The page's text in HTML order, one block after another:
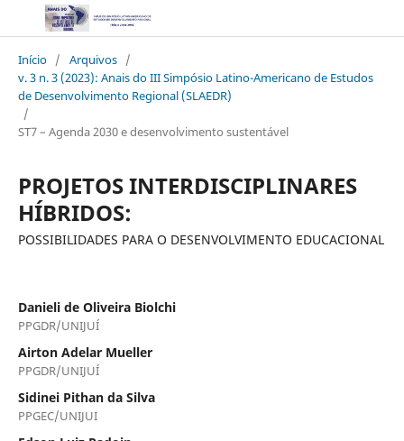
Início / Arquivos /
v. 3 n. 3 (2023): Anais do III Simpósio Latino-Americano de Estudos
de Desenvolvimento Regional (SLAEDR)
/
ST7 – Agenda 2030 e desenvolvimento sustentável
PROJETOS INTERDISCIPLINARES
HÍBRIDOS:
POSSIBILIDADES PARA O DESENVOLVIMENTO EDUCACIONAL
Danieli de Oliveira Biolchi
PPGDR/UNIJUÍ
Airton Adelar Mueller
PPGDR/UNIJUÍ
Sidinei Pithan da Silva
PPGEC/UNIJUI